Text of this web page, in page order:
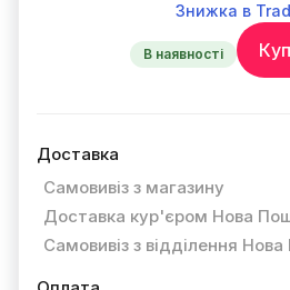
Знижка в
В наявності
Доставка
Самовивіз з магазину
Доставка кур'єром Нова
Самовивіз з відділення